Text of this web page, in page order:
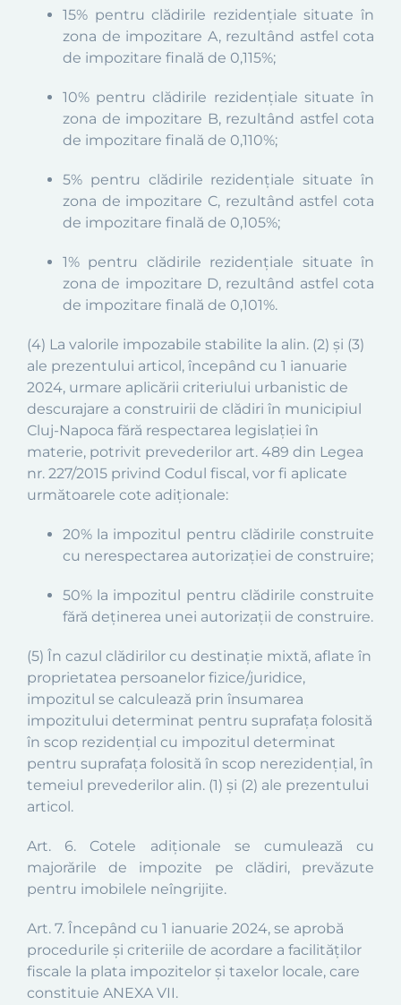
15% pentru clădirile rezidențiale situate în
zona de impozitare A, rezultând astfel cota
de impozitare finală de 0,115%;
10% pentru clădirile rezidențiale situate în
zona de impozitare B, rezultând astfel cota
de impozitare finală de 0,110%;
5% pentru clădirile rezidențiale situate în
zona de impozitare C, rezultând astfel cota
de impozitare finală de 0,105%;
1% pentru clădirile rezidențiale situate în
zona de impozitare D, rezultând astfel cota
de impozitare finală de 0,101%.
(4) La valorile impozabile stabilite la alin. (2) și (3)
ale prezentului articol, începând cu 1 ianuarie
2024, urmare aplicării criteriului urbanistic de
descurajare a construirii de clădiri în municipiul
Cluj-Napoca fără respectarea legislației în
materie, potrivit prevederilor art. 489 din Legea
nr. 227/2015 privind Codul fiscal, vor fi aplicate
următoarele cote adiţionale:
20% la impozitul pentru clădirile construite
cu nerespectarea autorizației de construire;
50% la impozitul pentru clădirile construite
fără deținerea unei autorizații de construire.
(5) În cazul clădirilor cu destinaţie mixtă, aflate în
proprietatea persoanelor fizice/juridice,
impozitul se calculează prin însumarea
impozitului determinat pentru suprafaţa folosită
în scop rezidenţial cu impozitul determinat
pentru suprafaţa folosită în scop nerezidenţial, în
temeiul prevederilor alin. (1) și (2) ale prezentului
articol.
Art. 6. Cotele adiționale se cumulează cu
majorările de impozite pe clădiri, prevăzute
pentru imobilele neîngrijite.
Art. 7. Începând cu 1 ianuarie 2024, se aprobă
procedurile şi criteriile de acordare a facilităţilor
fiscale la plata impozitelor şi taxelor locale, care
constituie ANEXA VII.